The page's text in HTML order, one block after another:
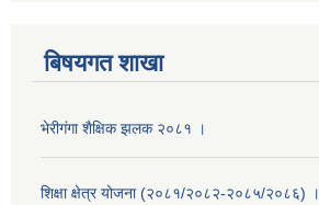
बिषयगत शाखा
भेरीगंगा शैक्षिक झलक २०८१ ।
शिक्षा क्षेत्र योजना (२०८१/२०८२-२०८५/२०८६) ।